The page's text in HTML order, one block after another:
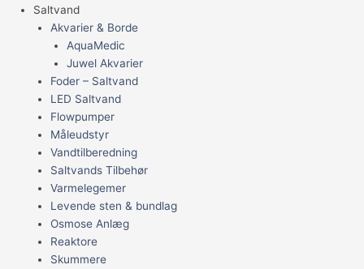
Saltvand
Akvarier & Borde
AquaMedic
Juwel Akvarier
Foder – Saltvand
LED Saltvand
Flowpumper
Måleudstyr
Vandtilberedning
Saltvands Tilbehør
Varmelegemer
Levende sten & bundlag
Osmose Anlæg
Reaktore
Skummere